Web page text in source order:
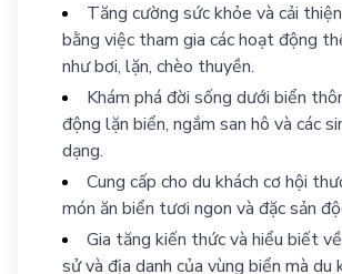
Tăng cường sức khỏe và cải
bằng việc tham gia các hoạt động
như bơi, lặn, chèo thuyền.
Khám phá đời sống dưới biển
động lặn biển, ngắm san hô và các
dạng.
Cung cấp cho du khách cơ hội
món ăn biển tươi ngon và đặc sản
Gia tăng kiến thức và hiểu biết
sử và địa danh của vùng biển mà du